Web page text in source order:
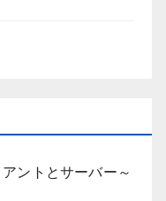
ントとサーバー～